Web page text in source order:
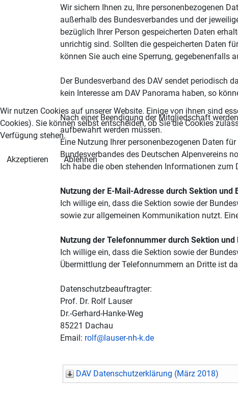
Wir sichern Ihnen zu, Ihre personenbezogenen
außerhalb des Bundesverbandes und der
bezüglich Ihrer Person gespeicherten Daten
unrichtig sind. Sollten die gespeicherten Daten
können Sie auch eine Sperrung, gegebenenfalls
Der Bundesverband des DAV sendet periodisch
kein Interesse am DAV Panorama haben, so
Nach einer Beendigung der Mitgliedschaft
aufbewahrt werden müssen.
Eine Nutzung Ihrer personenbezogenen Daten
Bundesverbandes des Deutschen Alpenvereins
Ich habe die oben stehenden Informationen
Nutzung der E-Mail-Adresse durch Sektion und
Ich willige ein, dass die Sektion sowie der
sowie zur allgemeinen Kommunikation nutzt.
Nutzung der Telefonnummer durch Sektion und
Ich willige ein, dass die Sektion sowie der
Übermittlung der Telefonnummern an Dritte ist
Datenschutzbeauftragter:
Prof. Dr. Rolf Lauser
Dr.-Gerhard-Hanke-Weg
85221 Dachau
Email: rolf@lauser-nh-k.de
DAV Datenschutzerklärung (März 2018)
Wir nutzen Cookies auf unserer Website. Einige von ihnen sind
Cookies). Sie können selbst entscheiden, ob Sie die Cookies
Verfügung stehen.
Akzeptieren Ablehnen